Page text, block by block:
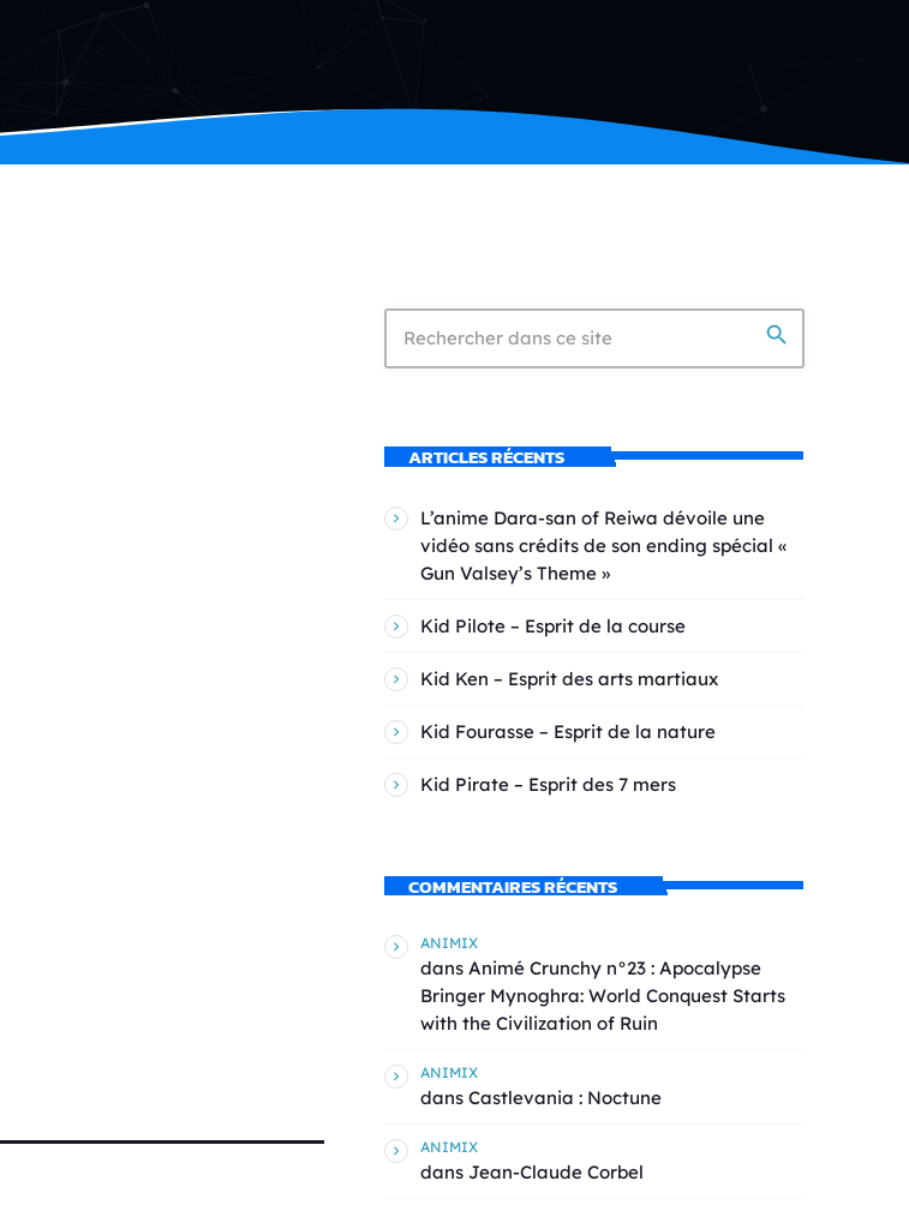
search
ARTICLES RÉCENTS
L’anime Dara-san of Reiwa dévoile une
vidéo sans crédits de son ending spécial «
Gun Valsey’s Theme »
Kid Pilote – Esprit de la course
Kid Ken – Esprit des arts martiaux
Kid Fourasse – Esprit de la nature
Kid Pirate – Esprit des 7 mers
COMMENTAIRES RÉCENTS
ANIMIX
dans Animé Crunchy n°23 : Apocalypse
Bringer Mynoghra: World Conquest Starts
with the Civilization of Ruin
ANIMIX
dans Castlevania : Noctune
ANIMIX
dans Jean-Claude Corbel